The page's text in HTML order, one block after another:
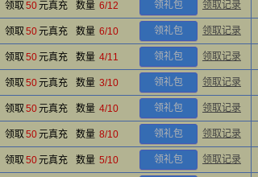
领取 50元真充 数量 6/12 领礼包 领取记录
领取 50元真充 数量 6/10 领礼包 领取记录
领取 50元真充 数量 4/11 领礼包 领取记录
领取 50元真充 数量 3/10 领礼包 领取记录
领取 50元真充 数量 4/10 领礼包 领取记录
领取 50元真充 数量 8/10 领礼包 领取记录
领取 50元真充 数量 5/10 领礼包 领取记录